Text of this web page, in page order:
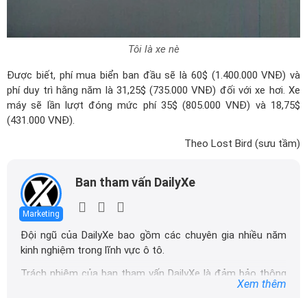
Tôi là xe nè
Được biết, phí mua biển ban đầu sẽ là 60$ (1.400.000 VNĐ) và
phí duy trì hằng năm là 31,25$ (735.000 VNĐ) đối với xe hơi. Xe
máy sẽ lần lượt đóng mức phí 35$ (805.000 VNĐ) và 18,75$
(431.000 VNĐ).
Theo Lost Bird (sưu tầm)
Marketing
Ban tham vấn DailyXe
Đội ngũ của DailyXe bao gồm các chuyên gia nhiều năm
kinh nghiệm trong lĩnh vực ô tô.
Trách nhiệm của ban tham vấn DailyXe là đảm bảo thông
tin chính xác được đăng tải trên dailyxe.com.vn, thường
Xem thêm